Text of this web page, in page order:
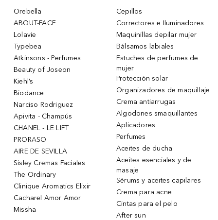
Orebella
ABOUT-FACE
Lolavie
Typebea
Atkinsons - Perfumes
Beauty of Joseon
Kiehl’s
Biodance
Narciso Rodriguez
Apivita - Champús
CHANEL - LE LIFT
PRORASO
AIRE DE SEVILLA
Sisley Cremas Faciales
The Ordinary
Clinique Aromatics Elixir
Cacharel Amor Amor
Missha
Cepillos
Correctores e Iluminadores
Maquinillas depilar mujer
Bálsamos labiales
Estuches de perfumes de
mujer
Protección solar
Organizadores de maquillaje
Crema antiarrugas
Algodones smaquillantes
Aplicadores
Perfumes
Aceites de ducha
Aceites esenciales y de
masaje
Sérums y aceites capilares
Crema para acne
Cintas para el pelo
After sun